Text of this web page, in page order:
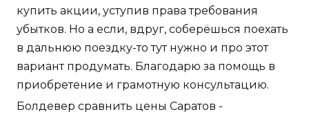
купить акции, уступив права требования
убытков. Но а если, вдруг, соберёшься поехать
в дальнюю поездку-то тут нужно и про этот
вариант продумать. Благодарю за помощь в
приобретение и грамотную консультацию.
Болдевер сравнить цены Саратов -